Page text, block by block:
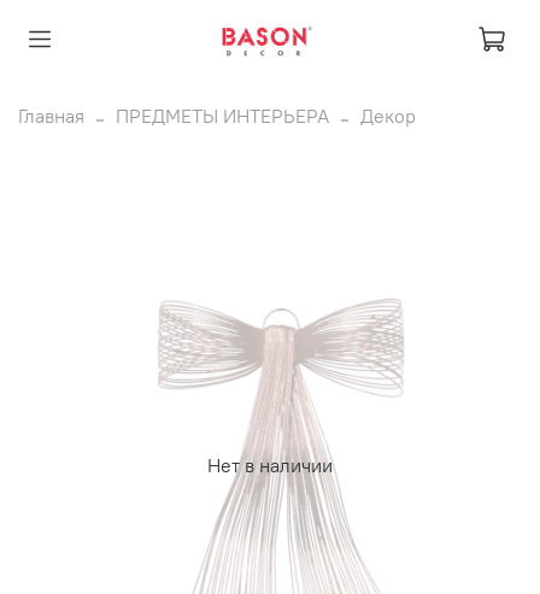
Главная ПРЕДМЕТЫ ИНТЕРЬЕРА Декор
Нет в наличии